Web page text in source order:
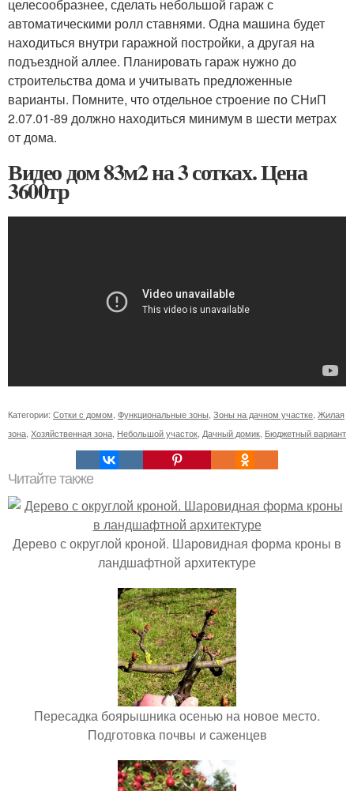
целесообразнее, сделать небольшой гараж с
автоматическими ролл ставнями. Одна машина будет
находиться внутри гаражной постройки, а другая на
подъездной аллее. Планировать гараж нужно до
строительства дома и учитывать предложенные
варианты. Помните, что отдельное строение по СНиП
2.07.01-89 должно находиться минимум в шести метрах
от дома.
Видео дом 83м2 на 3 сотках. Цена
3600тр
Категории: Сотки с домом Функциональные зоны Зоны на дачном участке Жилая
зона Хозяйственная зона Небольшой участок Дачный домик Бюджетный вариант
Читайте также
Дерево с округлой кроной. Шаровидная форма кроны в
ландшафтной архитектуре
Пересадка боярышника осенью на новое место.
Подготовка почвы и саженцев